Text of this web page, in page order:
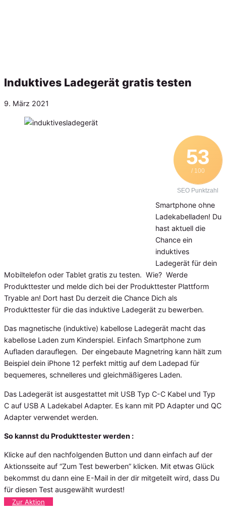
Induktives Ladegerät gratis testen
Veröffentlicht
9. März 2021
53
/ 100
SEO Punktzahl
Smartphone ohne
Ladekabelladen! Du
hast aktuell die
Chance ein
induktives
Ladegerät für dein
Mobiltelefon oder Tablet gratis zu testen. Wie? Werde
Produkttester und melde dich bei der Produkttester Plattform
Tryable an! Dort hast Du derzeit die Chance Dich als
Produkttester für die das induktive Ladegerät zu bewerben.
Das magnetische (induktive) kabellose Ladegerät macht das
kabellose Laden zum Kinderspiel. Einfach Smartphone zum
Aufladen darauflegen. Der eingebaute Magnetring kann hält zum
Beispiel dein iPhone 12 perfekt mittig auf dem Ladepad für
bequemeres, schnelleres und gleichmäßigeres Laden.
Das Ladegerät ist ausgestattet mit USB Typ C-C Kabel und Typ
C auf USB A Ladekabel Adapter. Es kann mit PD Adapter und QC
Adapter verwendet werden.
So kannst du Produkttester werden :
Klicke auf den nachfolgenden Button und dann einfach auf der
Aktionsseite auf “Zum Test bewerben” klicken. Mit etwas Glück
bekommst du dann eine E-Mail in der dir mitgeteilt wird, dass Du
für diesen Test ausgewählt wurdest!
Zur Aktion